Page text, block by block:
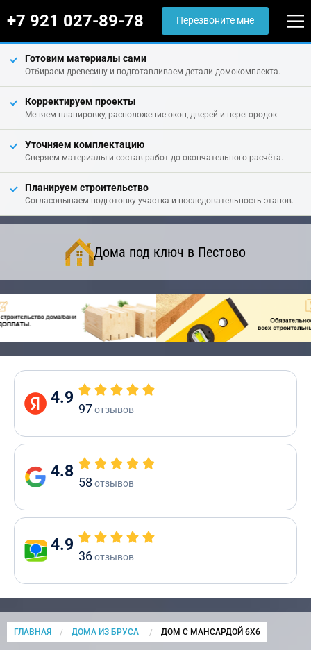
+7 921 027-89-78 Перезвоните мне
Готовим материалы сами
Отбираем древесину и подготавливаем детали домокомплекта.
Корректируем проекты
Меняем планировку, расположение окон, дверей и перегородок.
Уточняем комплектацию
Сверяем материалы и состав работ до окончательного расчёта.
Планируем строительство
Согласовываем подготовку участка и последовательность этапов.
Дома под ключ в Пестово
4.9
97отзывов
4.8
58 отзывов
4.9
36отзывов
ГЛАВНАЯ ДОМА ИЗ БРУСА CURRENT:
ДОМ С МАНСАРДОЙ 6Х6